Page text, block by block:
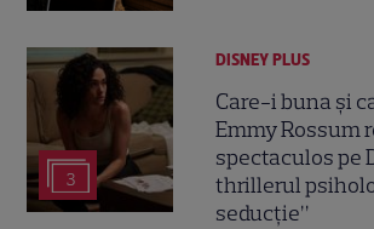
3
DISNEY PLUS
Care-i buna și
Emmy Rossum
spectaculos pe
thrillerul
seducție”